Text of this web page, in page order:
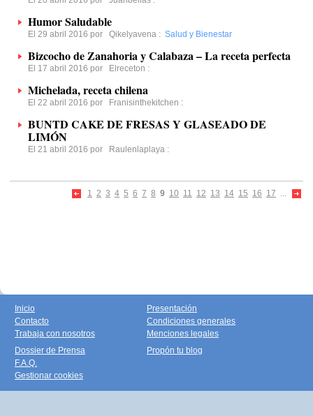
Humor Saludable
El 29 abril 2016 por Qikelyavena : Salud y Bienestar
Bizcocho de Zanahoria y Calabaza – La receta perfecta
El 17 abril 2016 por Elreceton :
Michelada, receta chilena
El 22 abril 2016 por Franisinthekitchen :
BUNTD CAKE DE FRESAS Y GLASEADO DE
LIMÓN
El 21 abril 2016 por Raulenlaplaya :
1 2 3 4 5 6 7 8 9 10 11 12 13 14 15 16 17 ...
Inicio
Contacto
Trabaja con nosotros
Presentación
Condiciones generales
Menciones legales
Dossier de Prensa
F.A.Q.
Gestionar cookies
Propón tu blog